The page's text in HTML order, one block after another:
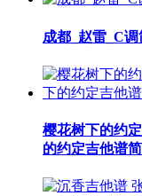
成都_赵雷_C
樱花树下的约
的约定吉他谱